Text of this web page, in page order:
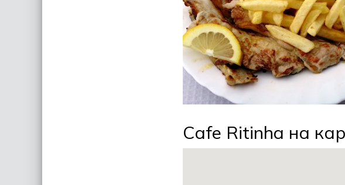
Cafe Ritinha на